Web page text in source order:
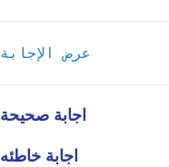
عرض الإجابة
اجابة صحيحة
اجابة خاطئه